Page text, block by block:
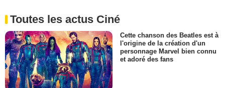
Toutes les actus Ciné
Cette chanson des Beatles est à
l'origine de la création d'un
personnage Marvel bien connu
et adoré des fans